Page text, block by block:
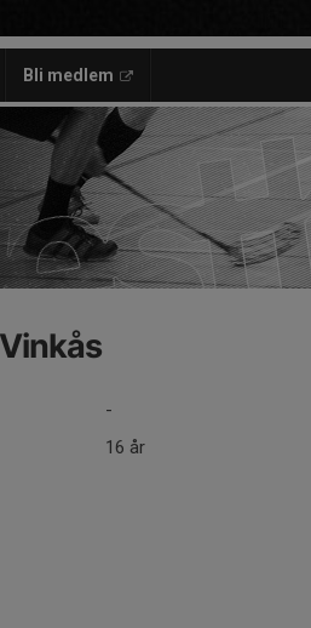
Bli medlem
-
16 år